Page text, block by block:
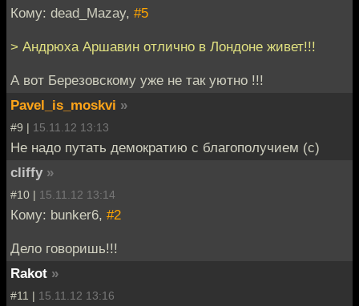
Кому: dead_Mazay, #5
> Андрюха Аршавин отлично в Лондоне живет!!!
А вот Березовскому уже не так уютно !!!
Pavel_is_moskvi »
#9 | 15.11.12 13:13
Не надо путать демократию с благополучием (с)
cliffy »
#10 | 15.11.12 13:14
Кому: bunker6, #2
Дело говоришь!!!
Rakot »
#11 | 15.11.12 13:16